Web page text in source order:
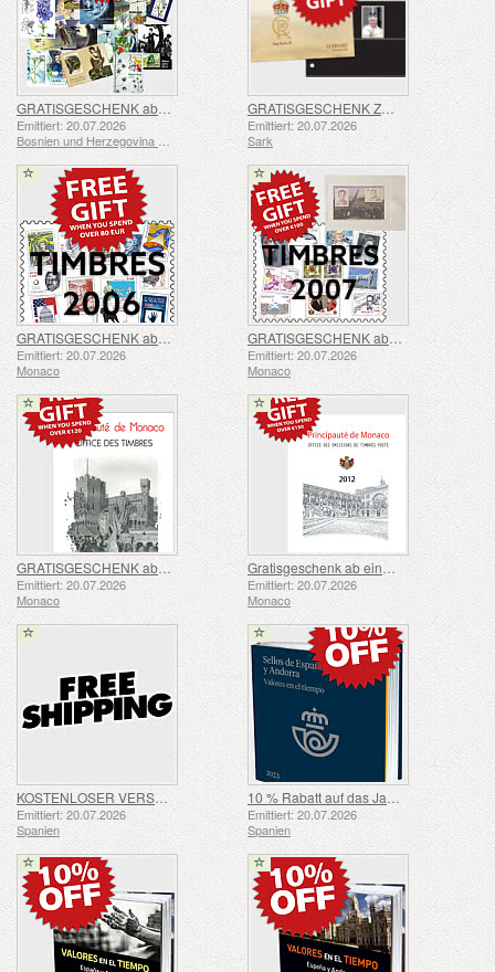
GRATISGESCHENK ab einem Einkaufswert von über 100 BAM – SOMMERANGEBOT
Emittiert: 20.07.2026
GRATISGESCHENK ZU IHRER SARK-BESTELLUNG – SOMMERANGEBOT
Emittiert: 20.07.2026
Sark
GRATISGESCHENK ab einem Einkaufswert von über 80 € – SOMMERANGEBOT
Emittiert: 20.07.2026
Monaco
GRATISGESCHENK ab einem Einkaufswert von über 100 € - SOMMERANGEBOT
Emittiert: 20.07.2026
Monaco
GRATISGESCHENK ab einem Einkaufswert von 120 € – SOMMERANGEBOT
Emittiert: 20.07.2026
Monaco
Gratisgeschenk ab einem Einkaufswert von 150 € – Sommerangebot
Emittiert: 20.07.2026
Monaco
KOSTENLOSER VERSAND FÜR ALLE BESTELLUNGEN!
Emittiert: 20.07.2026
Spanien
10 % Rabatt auf das Jahrbuch 2023 – SOMMERANGEBOT
Emittiert: 20.07.2026
Spanien